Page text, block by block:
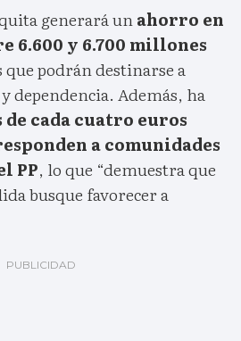
generará unahorro en
6.600 y 6.700 millones
que podrán destinarse a
dependencia. Además, ha
de cada cuatro euros
a comunidades
PP, lo que “demuestra que
busque favorecer a